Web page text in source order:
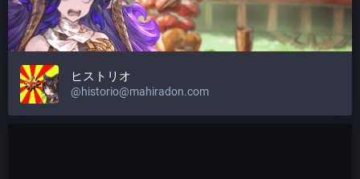
ヒストリオ
@historio@mahiradon.com